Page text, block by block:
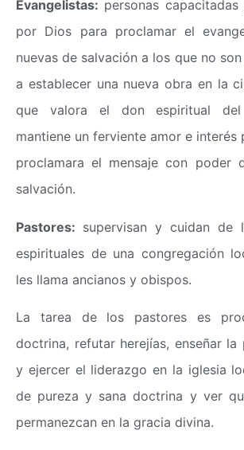
Evangelistas: personas
por Dios para proclamar el
nuevas de salvación a los que no
a establecer una nueva obra en la
que valora el don espiritual
mantiene un ferviente amor e
proclamara el mensaje con poder
salvación.
Pastores: supervisan y cuidan de
espirituales de una congregación
les llama ancianos y obispos.
La tarea de los pastores es
doctrina, refutar herejías, enseñar la
y ejercer el liderazgo en la iglesia
de pureza y sana doctrina y ver
permanezcan en la gracia divina.